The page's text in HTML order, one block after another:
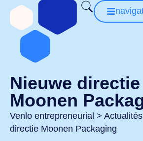
Nieuwe directie
Moonen
Venlo entrepreneurial > Actualités
directie Moonen Packaging